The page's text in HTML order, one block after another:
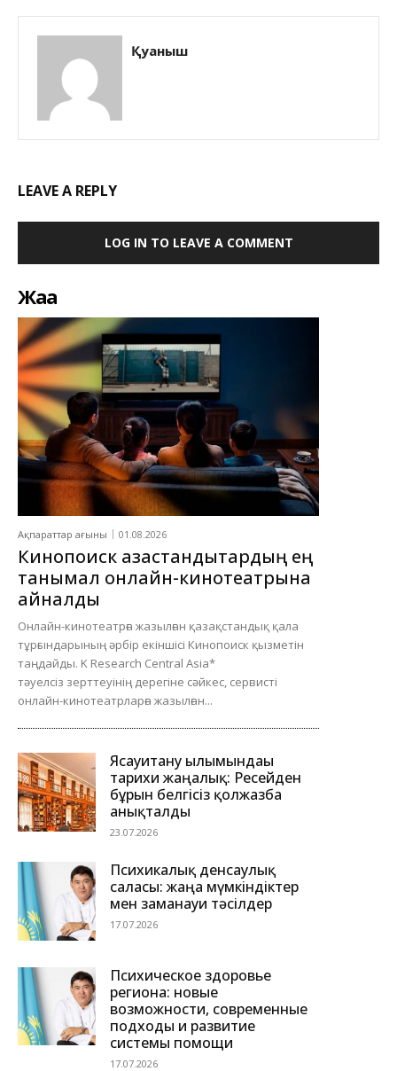
Қуаныш
LEAVE A REPLY
LOG IN TO LEAVE A COMMENT
Жаңа
Ақпараттар ағыны 01.08.2026
Кинопоиск қазақстандықтардың ең
танымал онлайн-кинотеатрына
айналды
Онлайн-кинотеатрға жазылған қазақстандық қала
тұрғындарының әрбір екіншісі Кинопоиск қызметін
таңдайды. K Research Central Asia*
тәуелсіз зерттеуінің дерегіне сәйкес, сервисті
онлайн-кинотеатрларға жазылған...
Ясауитану ғылымындағы
тарихи жаңалық: Ресейден
бұрын белгісіз қолжазба
анықталды
23.07.2026
Психикалық денсаулық
саласы: жаңа мүмкіндіктер
мен заманауи тәсілдер
17.07.2026
Психическое здоровье
региона: новые
возможности, современные
подходы и развитие
системы помощи
17.07.2026